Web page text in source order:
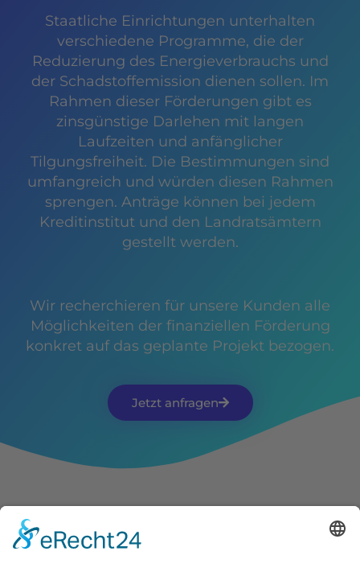
Staatliche Einrichtungen unterhalten
verschiedene Programme, die der
Reduzierung des Energieverbrauchs und
der Schadstoffemission dienen sollen. Im
Rahmen dieser Förderungen gibt es
zinsgünstige Darlehen mit langen
Laufzeiten und anfänglicher
Tilgungsfreiheit. Die Bestimmungen sind
umfangreich und würden diesen Rahmen
sprengen. Anträge können bei jedem
Kreditinstitut und den Landratsämtern
gestellt werden.
Wir recherchieren für unsere Kunden alle
Möglichkeiten der finanziellen Förderung
konkret auf das geplante Projekt bezogen.
Jetzt anfragen
HARRY